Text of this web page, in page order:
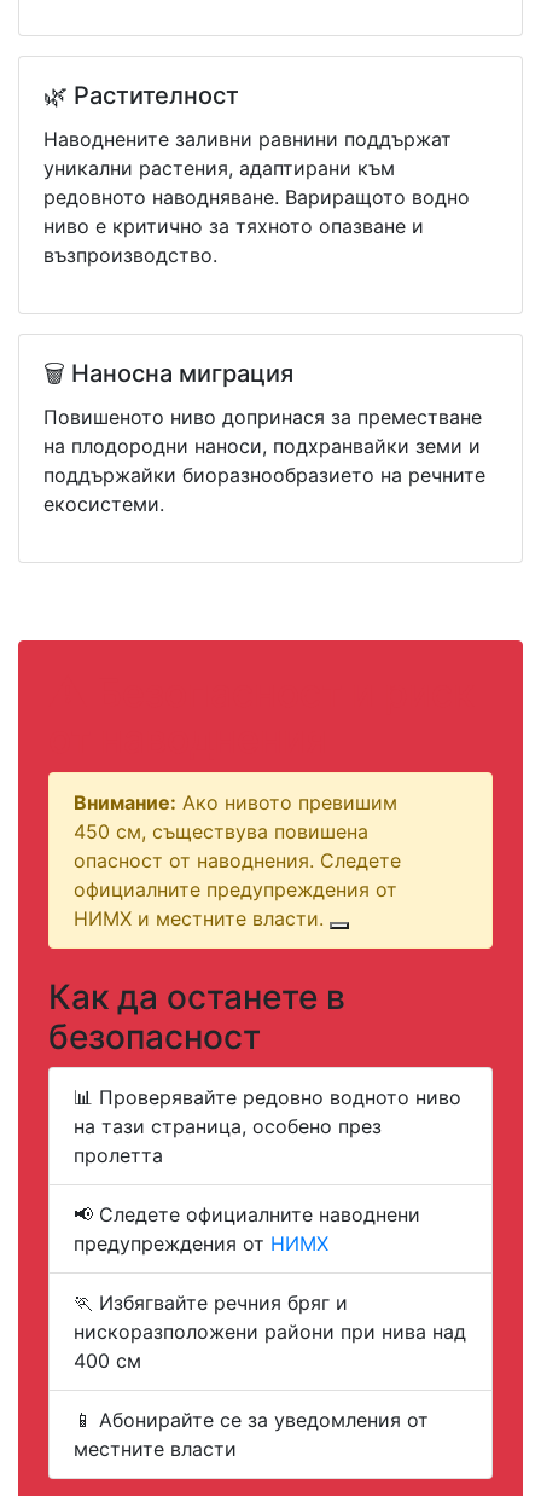
🌿 Растителност
Наводнените заливни равнини поддържат
уникални растения, адаптирани към
редовното наводняване. Вариращото водно
ниво е критично за тяхното опазване и
възпроизводство.
🗑️ Наносна миграция
Повишеното ниво допринася за преместване
на плодородни наноси, подхранвайки земи и
поддържайки биоразнообразието на речните
екосистеми.
Внимание: Ако нивото превишим
450 см, съществува повишена
опасност от наводнения. Следете
официалните предупреждения от
НИМХ и местните власти.
Как да останете в
безопасност
📊 Проверявайте редовно водното ниво
на тази страница, особено през
пролетта
📢 Следете официалните наводнени
предупреждения от НИМХ
🏃 Избягвайте речния бряг и
нискоразположени райони при нива над
400 см
📱 Абонирайте се за уведомления от
местните власти